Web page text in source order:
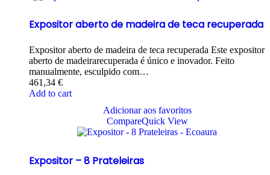
Expositor aberto de madeira de teca recuperada
Expositor aberto de madeira de teca recuperada Este expositor
aberto de madeirarecuperada é único e inovador. Feito
manualmente, esculpido com…
461,34 €
Add to cart
Adicionar aos favoritos
CompareQuick View
Expositor – 8 Prateleiras